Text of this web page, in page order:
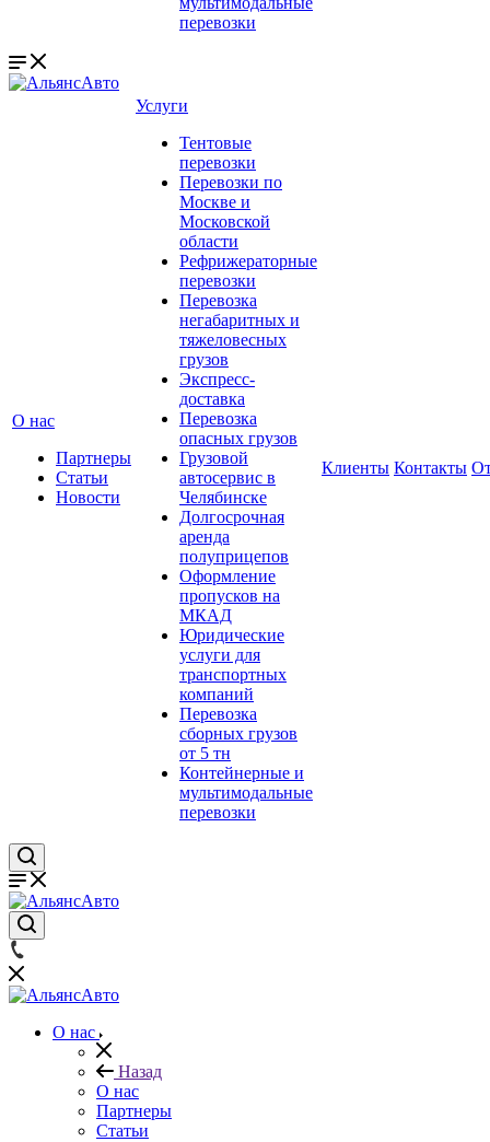
перевозки
О нас
Партнеры
Статьи
Новости
Услуги
Тентовые
перевозки
Перевозки по
Москве и
Московской
области
Рефрижераторные
перевозки
Перевозка
негабаритных и
тяжеловесных
грузов
Экспресс-
доставка
Перевозка
опасных грузов
Грузовой
автосервис в
Челябинске
Долгосрочная
аренда
полуприцепов
Оформление
пропусков на
МКАД
Юридические
услуги для
транспортных
компаний
Перевозка
сборных грузов
от 5 тн
Контейнерные и
мультимодальные
перевозки
Клиенты Контакты
О нас
Назад
О нас
Партнеры
Статьи